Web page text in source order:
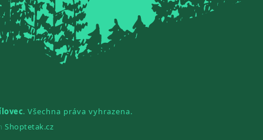
. Všechna práva vyhrazena.
Shoptetak.cz